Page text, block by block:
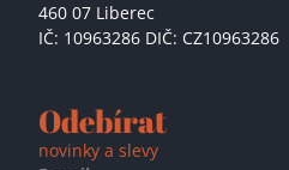
460 07 Liberec
IČ: 10963286 DIČ: CZ10963286
Odebírat
novinky a slevy